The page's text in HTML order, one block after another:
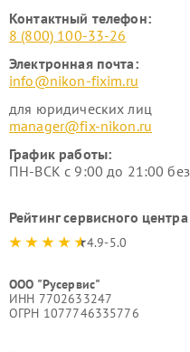
Контактный телефон:
8 (800) 100-33-26
Электронная почта:
info@nikon-fixim.ru
для юридических лиц
manager@fix-nikon.ru
График работы:
ПН-ВСК с 9:00 до 21:00
Рейтинг сервисного центра
4.9-5.0
ООО "Русервис"
ИНН 7702633247
ОГРН 1077746335776